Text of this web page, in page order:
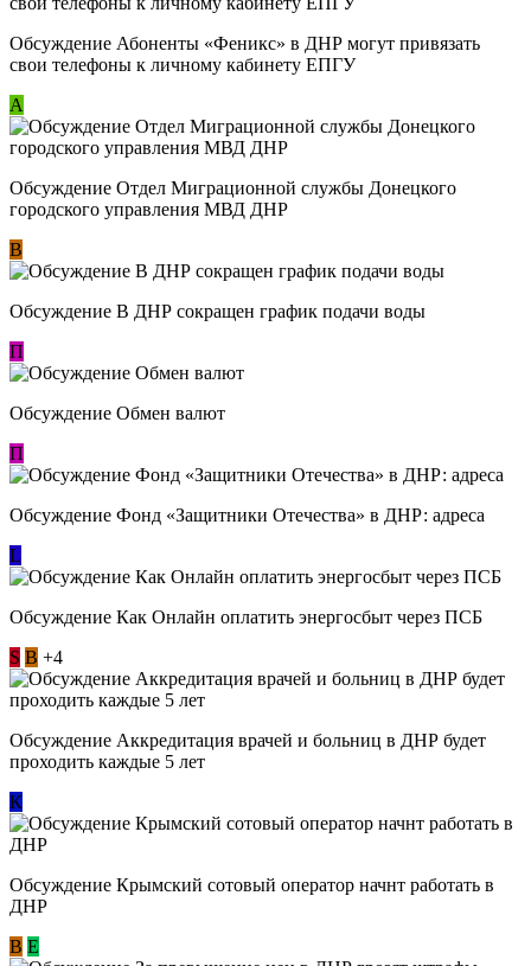
Обсуждение ​Абоненты «Феникс» в ДНР могут привязать
свои телефоны к личному кабинету ЕПГУ
А
Обсуждение Отдел Миграционной службы Донецкого
городского управления МВД ДНР
В
Обсуждение В ДНР сокращен график подачи воды
П
Обсуждение Обмен валют
П
Обсуждение Фонд «Защитники Отечества» в ДНР: адреса
L
Обсуждение ​Как Онлайн оплатить энергосбыт через ПСБ
S В +4
Обсуждение Аккредитация врачей и больниц в ДНР будет
проходить каждые 5 лет
К
Обсуждение Крымский сотовый оператор начнт работать в
ДНР
В E